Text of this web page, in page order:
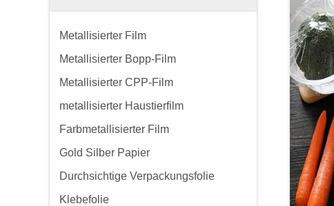
Metallisierter Film
Metallisierter Bopp-Film
Metallisierter CPP-Film
metallisierter Haustierfilm
Farbmetallisierter Film
Gold Silber Papier
Durchsichtige Verpackungsfolie
Klebefolie